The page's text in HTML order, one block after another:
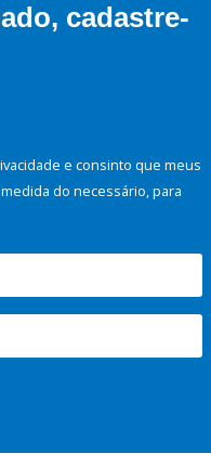
cadastre-
e consinto que meus
do necessário, para